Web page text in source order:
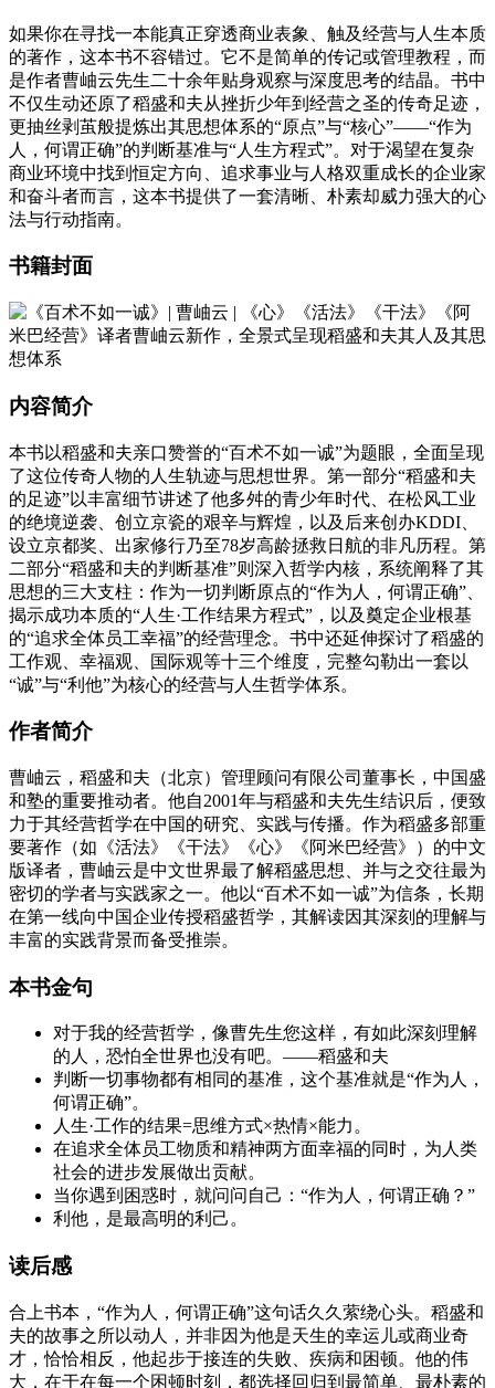
如果你在寻找一本能真正穿透商业表象、触及经营与人生本质
的著作，这本书不容错过。它不是简单的传记或管理教程，而
是作者曹岫云先生二十余年贴身观察与深度思考的结晶。书中
不仅生动还原了稻盛和夫从挫折少年到经营之圣的传奇足迹，
更抽丝剥茧般提炼出其思想体系的“原点”与“核心”——“作为
人，何谓正确”的判断基准与“人生方程式”。对于渴望在复杂
商业环境中找到恒定方向、追求事业与人格双重成长的企业家
和奋斗者而言，这本书提供了一套清晰、朴素却威力强大的心
法与行动指南。
书籍封面
内容简介
本书以稻盛和夫亲口赞誉的“百术不如一诚”为题眼，全面呈现
了这位传奇人物的人生轨迹与思想世界。第一部分“稻盛和夫
的足迹”以丰富细节讲述了他多舛的青少年时代、在松风工业
的绝境逆袭、创立京瓷的艰辛与辉煌，以及后来创办KDDI、
设立京都奖、出家修行乃至78岁高龄拯救日航的非凡历程。第
二部分“稻盛和夫的判断基准”则深入哲学内核，系统阐释了其
思想的三大支柱：作为一切判断原点的“作为人，何谓正确”、
揭示成功本质的“人生·工作结果方程式”，以及奠定企业根基
的“追求全体员工幸福”的经营理念。书中还延伸探讨了稻盛的
工作观、幸福观、国际观等十三个维度，完整勾勒出一套以
“诚”与“利他”为核心的经营与人生哲学体系。
作者简介
曹岫云，稻盛和夫（北京）管理顾问有限公司董事长，中国盛
和塾的重要推动者。他自2001年与稻盛和夫先生结识后，便致
力于其经营哲学在中国的研究、实践与传播。作为稻盛多部重
要著作（如《活法》《干法》《心》《阿米巴经营》）的中文
版译者，曹岫云是中文世界最了解稻盛思想、并与之交往最为
密切的学者与实践家之一。他以“百术不如一诚”为信条，长期
在第一线向中国企业传授稻盛哲学，其解读因其深刻的理解与
丰富的实践背景而备受推崇。
本书金句
对于我的经营哲学，像曹先生您这样，有如此深刻理解
的人，恐怕全世界也没有吧。——稻盛和夫
判断一切事物都有相同的基准，这个基准就是“作为人，
何谓正确”。
人生·工作的结果=思维方式×热情×能力。
在追求全体员工物质和精神两方面幸福的同时，为人类
社会的进步发展做出贡献。
当你遇到困惑时，就问问自己：“作为人，何谓正确？”
利他，是最高明的利己。
读后感
合上书本，“作为人，何谓正确”这句话久久萦绕心头。稻盛和
夫的故事之所以动人，并非因为他是天生的幸运儿或商业奇
才，恰恰相反，他起步于接连的失败、疾病和困顿。他的伟
大，在于在每一个困顿时刻，都选择回归到最简单、最朴素的